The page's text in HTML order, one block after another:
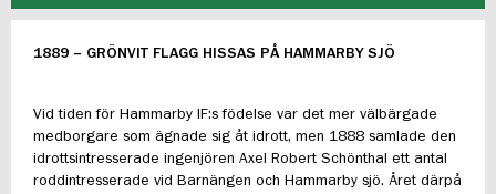
KONTAKT
MEDLEM
JOBBA FÖR OSS
1889 – GRÖNVIT FLAGG HISSAS PÅ HAMMARBY SJÖ
Vid tiden för Hammarby IF:s födelse var det mer välbärgade
medborgare som ägnade sig åt idrott, men 1888 samlade den
idrottsintresserade ingenjören Axel Robert Schönthal ett antal
roddintresserade vid Barnängen och Hammarby sjö. Året därpå